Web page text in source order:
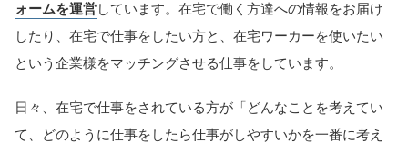
ォームを運営しています。在宅で働く方達への情報をお届け
したり、在宅で仕事をしたい方と、在宅ワーカーを使いたい
という企業様をマッチングさせる仕事をしています。
日々、在宅で仕事をされている方が「どんなことを考えてい
て、どのように仕事をしたら仕事がしやすいかを一番に考え